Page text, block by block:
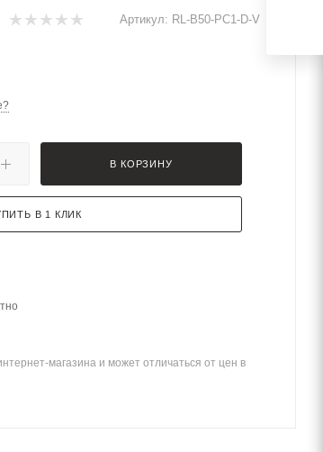
Артикул: RL-B50-PC1-D-V
В КОРЗИНУ
В 1 КЛИК
магазина и может отличаться от цен в